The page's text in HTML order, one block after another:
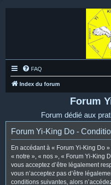
FAQ
Index du forum
Forum
Forum dédié aux
Forum Yi-King Do -
En accédant à « Forum Yi-King Do
« notre », « nos », « Forum Yi-King
vous acceptez d’être légalement
vous n’acceptez pas d’être
conditions suivantes, alors